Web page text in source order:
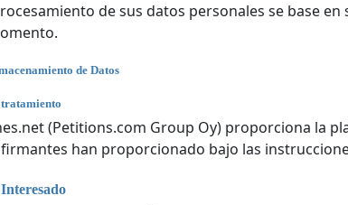
de sus datos personales se base
de Datos
(Petitions.com Group Oy) proporciona la
han proporcionado bajo las